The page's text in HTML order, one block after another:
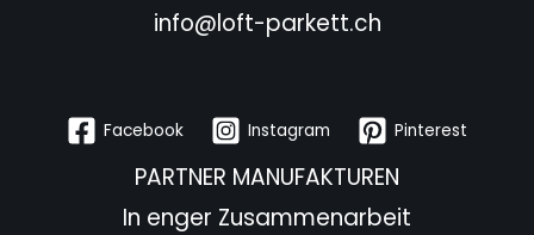
info@loft-parkett.ch
Facebook Instagram Pinterest
PARTNER MANUFAKTUREN
In enger Zusammenarbeit